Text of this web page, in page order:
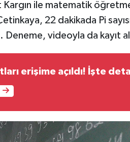
ile matematik
22 dakikada Pi
videoyla da kayıt
erişime açıldı! İşte